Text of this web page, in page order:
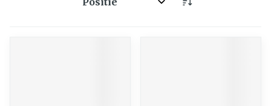
Sorteer op: